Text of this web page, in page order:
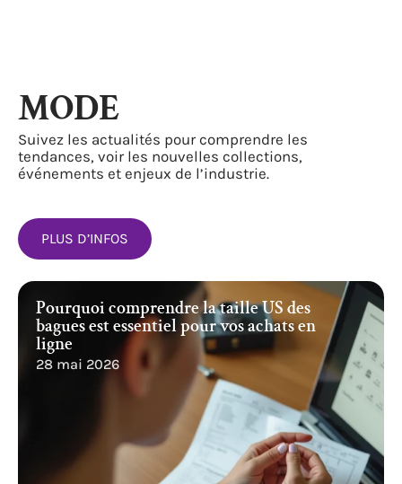
MODE
Suivez les actualités pour comprendre les
tendances, voir les nouvelles collections,
événements et enjeux de l’industrie.
PLUS D’INFOS
Pourquoi comprendre la taille US des
bagues est essentiel pour vos achats en
ligne
28 mai 2026